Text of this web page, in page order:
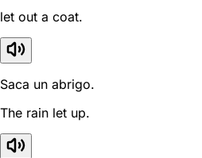
let out a coat.
Saca un abrigo.
The rain let up.